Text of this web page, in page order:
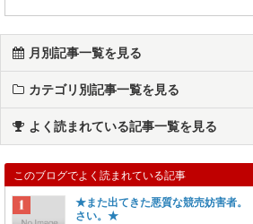
月別記事一覧を見る
カテゴリ別記事一覧を見る
よく読まれている記事一覧を見る
このブログでよく読まれている記事
★また出てきた悪質な競売妨害者
さい。★